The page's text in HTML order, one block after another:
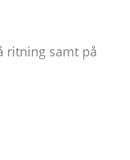
ritning samt på
uppvisa
nya bostad.